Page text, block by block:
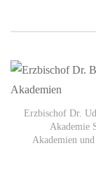
MAI 28, 2026
Steigende
Erzbischof Dr.
Akademie
Akademien